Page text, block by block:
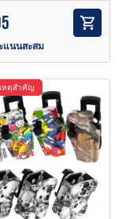
แนนสะสม
หตุสำคัญ